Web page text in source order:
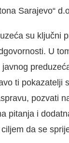
Sarajevo“
su ključni
U
ti pokazatelji
pozvati
pitanja i
da se